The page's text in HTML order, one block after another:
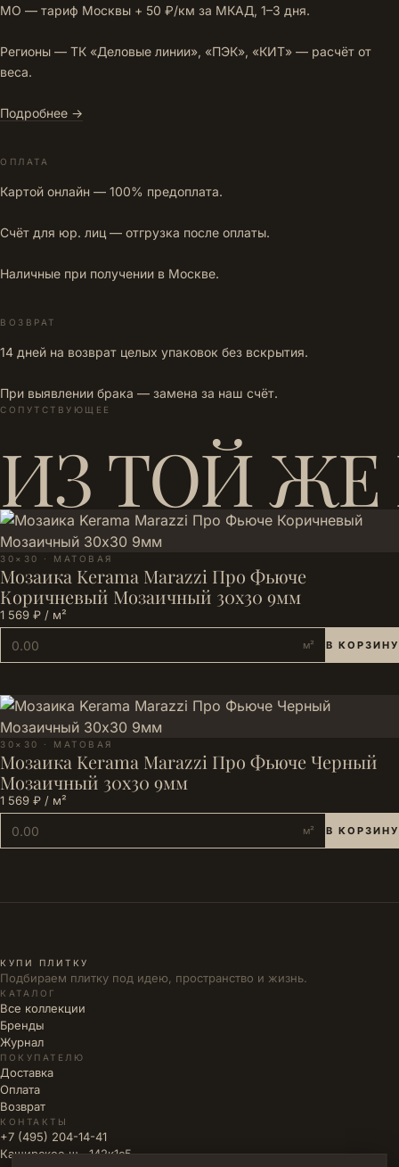
МО — тариф Москвы + 50 ₽/км за МКАД, 1–3 дня.
Регионы — ТК «Деловые линии», «ПЭК», «КИТ» — расчёт от
веса.
Подробнее →
ОПЛАТА
Картой онлайн — 100% предоплата.
Счёт для юр. лиц — отгрузка после оплаты.
Наличные при получении в Москве.
ВОЗВРАТ
14 дней на возврат целых упаковок без вскрытия.
При выявлении брака — замена за наш счёт.
СОПУТСТВУЮЩЕЕ
ИЗ ТОЙ ЖЕ
30×30 · МАТОВАЯ
Мозаика Kerama Marazzi Про Фьюче
Коричневый Мозаичный 30x30 9мм
1 569 ₽ / м²
м² В КОРЗИНУ
30×30 · МАТОВАЯ
Мозаика Kerama Marazzi Про Фьюче Черный
Мозаичный 30x30 9мм
1 569 ₽ / м²
м² В КОРЗИНУ
КУПИ ПЛИТКУ
Подбираем плитку под идею, пространство и жизнь.
КАТАЛОГ
Все коллекции
Бренды
Журнал
ПОКУПАТЕЛЮ
Доставка
Оплата
Возврат
КОНТАКТЫ
+7 (495) 204-14-41
Каширское ш., 142к1с5